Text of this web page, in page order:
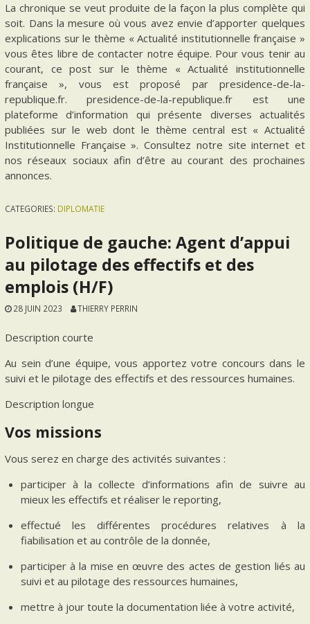
La chronique se veut produite de la façon la plus complète qui
soit. Dans la mesure où vous avez envie d’apporter quelques
explications sur le thème « Actualité institutionnelle française »
vous êtes libre de contacter notre équipe. Pour vous tenir au
courant, ce post sur le thème « Actualité institutionnelle
française », vous est proposé par presidence-de-la-
republique.fr. presidence-de-la-republique.fr est une
plateforme d’information qui présente diverses actualités
publiées sur le web dont le thème central est « Actualité
Institutionnelle Française ». Consultez notre site internet et
nos réseaux sociaux afin d’être au courant des prochaines
annonces.
CATEGORIES: DIPLOMATIE
Politique de gauche: Agent d’appui
au pilotage des effectifs et des
emplois (H/F)
28 JUIN 2023 THIERRY PERRIN
Description courte
Au sein d’une équipe, vous apportez votre concours dans le
suivi et le pilotage des effectifs et des ressources humaines.
Description longue
Vos missions
Vous serez en charge des activités suivantes :
participer à la collecte d’informations afin de suivre au
mieux les effectifs et réaliser le reporting,
effectué les différentes procédures relatives à la
fiabilisation et au contrôle de la donnée,
participer à la mise en œuvre des actes de gestion liés au
suivi et au pilotage des ressources humaines,
mettre à jour toute la documentation liée à votre activité,